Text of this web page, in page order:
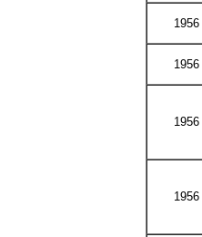
1956
1956
1956
1956